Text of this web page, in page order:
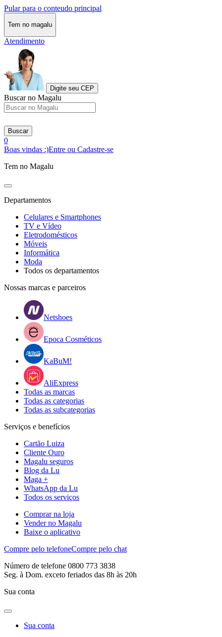
Pular para o conteudo principal
Tem no magalu
Atendimento
Digite seu CEP
Buscar no Magalu
Buscar
0
Boas vindas :)Entre ou Cadastre-se
Tem no Magalu
Departamentos
Celulares e Smartphones
TV e Vídeo
Eletrodomésticos
Móveis
Informática
Moda
Todos os departamentos
Nossas marcas e parceiros
Netshoes
Epoca Cosméticos
KaBuM!
AliExpress
Todas as marcas
Todas as categorias
Todas as subcategorias
Serviços e benefícios
Cartão Luiza
Cliente Ouro
Magalu seguros
Blog da Lu
Maga +
WhatsApp da Lu
Todos os serviços
Comprar na loja
Vender no Magalu
Baixe o aplicativo
Compre pelo telefoneCompre pelo chat
Número de telefone 0800 773 3838
Seg. à Dom. exceto feriados das 8h às 20h
Sua conta
Sua conta